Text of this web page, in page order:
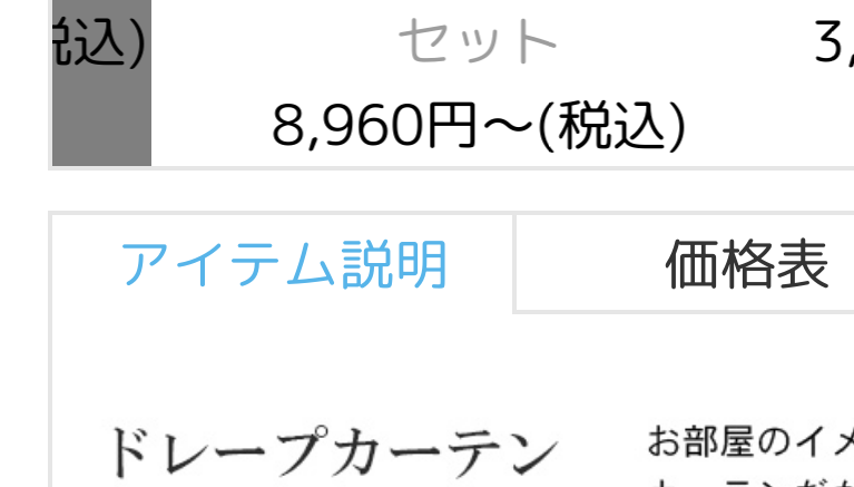
込)
セット
8,960円～(税込)
アイテム説明
価格表